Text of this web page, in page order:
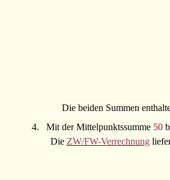
Die beiden Summen
4.
Mit der Mittelpunktssumme 50
Die ZW/FW-Verrechnung